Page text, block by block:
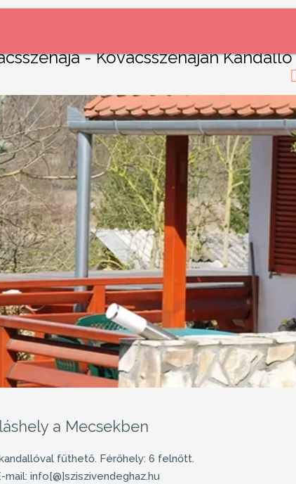
- Kovácsszénáján Kandalló
a Mecsekben
fűthető. Férőhely: 6 felnőtt.
info[@]sziszivendeghaz.hu